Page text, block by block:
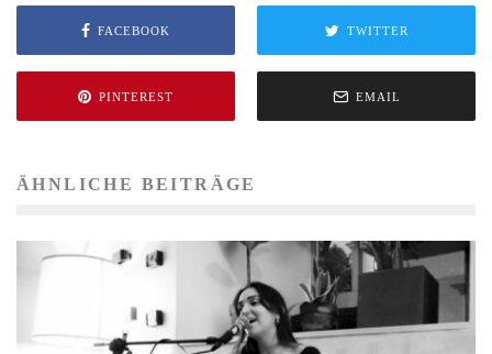
FACEBOOK TWITTER
PINTEREST EMAIL
ÄHNLICHE BEITRÄGE